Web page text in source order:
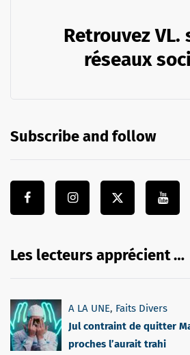
Retrouvez VL.
réseaux
Subscribe and follow
Les lecteurs apprécient …
A LA UNE, Faits Divers
Jul contraint de quitter
proches l’aurait trahi